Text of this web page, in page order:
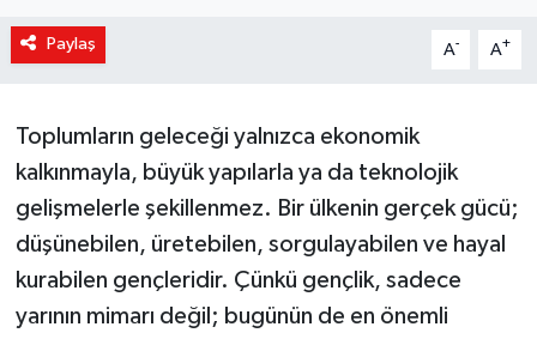
Paylaş A- A+
Toplumların geleceği yalnızca ekonomik
kalkınmayla, büyük yapılarla ya da teknolojik
gelişmelerle şekillenmez. Bir ülkenin gerçek gücü;
düşünebilen, üretebilen, sorgulayabilen ve hayal
kurabilen gençleridir. Çünkü gençlik, sadece
yarının mimarı değil; bugünün de en önemli
Haber Arşivi